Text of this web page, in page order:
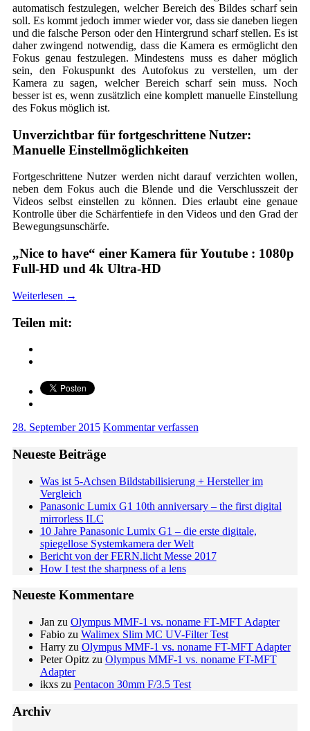
automatisch festzulegen, welcher Bereich des Bildes scharf sein
soll. Es kommt jedoch immer wieder vor, dass sie daneben liegen
und die falsche Person oder den Hintergrund scharf stellen. Es ist
daher zwingend notwendig, dass die Kamera es ermöglicht den
Fokus genau festzulegen. Mindestens muss es daher möglich
sein, den Fokuspunkt des Autofokus zu verstellen, um der
Kamera zu sagen, welcher Bereich scharf sein muss. Noch
besser ist es, wenn zusätzlich eine komplett manuelle Einstellung
des Fokus möglich ist.
Unverzichtbar für fortgeschrittene Nutzer:
Manuelle Einstellmöglichkeiten
Fortgeschrittene Nutzer werden nicht darauf verzichten wollen,
neben dem Fokus auch die Blende und die Verschlusszeit der
Videos selbst einstellen zu können. Dies erlaubt eine genaue
Kontrolle über die Schärfentiefe in den Videos und den Grad der
Bewegungsunschärfe.
„Nice to have“ einer Kamera für Youtube : 1080p
Full-HD und 4k Ultra-HD
Weiterlesen →
Teilen mit:
28. September 2015 Kommentar verfassen
Neueste Beiträge
Was ist 5-Achsen Bildstabilisierung + Hersteller im
Vergleich
Panasonic Lumix G1 10th anniversary – the first digital
mirrorless ILC
10 Jahre Panasonic Lumix G1 – die erste digitale,
spiegellose Systemkamera der Welt
Bericht von der FERN.licht Messe 2017
How I test the sharpness of a lens
Neueste Kommentare
Jan zu Olympus MMF-1 vs. noname FT-MFT Adapter
Fabiozu Walimex Slim MC UV-Filter Test
Harryzu Olympus MMF-1 vs. noname FT-MFT Adapter
Peter Opitzzu Olympus MMF-1 vs. noname FT-MFT
Adapter
ikxszu Pentacon 30mm F/3.5 Test
Archiv